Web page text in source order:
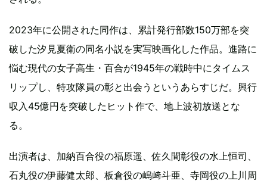
2023年に公開された同作は、累計発行部数150万部を突
破した汐見夏衛の同名小説を実写映画化した作品。進路に
悩む現代の女子高生・百合が1945年の戦時中にタイムス
リップし、特攻隊員の彰と出会うというあらすじだ。興行
収入45億円を突破したヒット作で、地上波初放送とな
る。
出演者は、加納百合役の福原遥、佐久間彰役の水上恒司、
石丸役の伊藤健太郎、板倉役の嶋﨑斗亜、寺岡役の上川周